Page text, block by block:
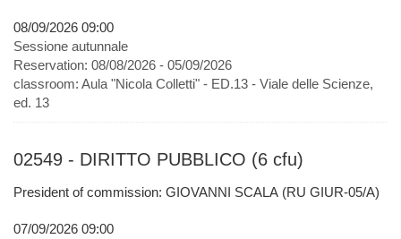
08/09/2026 09:00
Sessione autunnale
Reservation: 08/08/2026 - 05/09/2026
classroom: Aula "Nicola Colletti" - ED.13 - Viale delle Scienze,
ed. 13
02549 - DIRITTO PUBBLICO (6 cfu)
President of commission: GIOVANNI SCALA (RU GIUR-05/A)
07/09/2026 09:00